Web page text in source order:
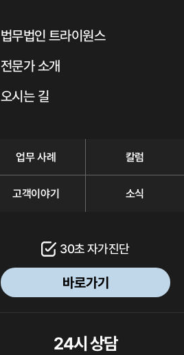
법무법인 트라이원스
전문가 소개
오시는 길
업무 사례 칼럼
고객이야기 소식
30초 자가진단
바로가기
24시 상담